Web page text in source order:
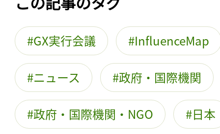
GX実行会議 InfluenceMap
ニュース 政府・国際機関
政府・国際機関・NGO 日本